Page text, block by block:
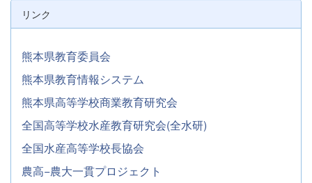
リンク
熊本県教育委員会
熊本県教育情報システム
熊本県高等学校商業教育研究会
全国高等学校水産教育研究会(全水研)
全国水産高等学校長協会
農高−農大一貫プロジェクト